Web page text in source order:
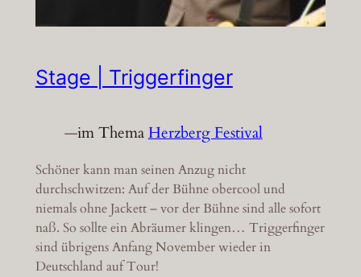
Stage | Triggerfinger
—im ThemaHerzberg Festival
Schöner kann man seinen Anzug nicht
durchschwitzen: Auf der Bühne obercool und
niemals ohne Jackett – vor der Bühne sind alle sofort
naß. So sollte ein Abräumer klingen… Triggerfinger
sind übrigens Anfang November wieder in
Deutschland auf Tour!